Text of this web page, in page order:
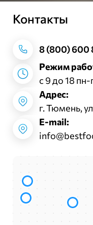
Контакты
8 (800) 600
Режим
с 9 до 18 пн-
Адрес:
г. Тюмень,
E-mail: